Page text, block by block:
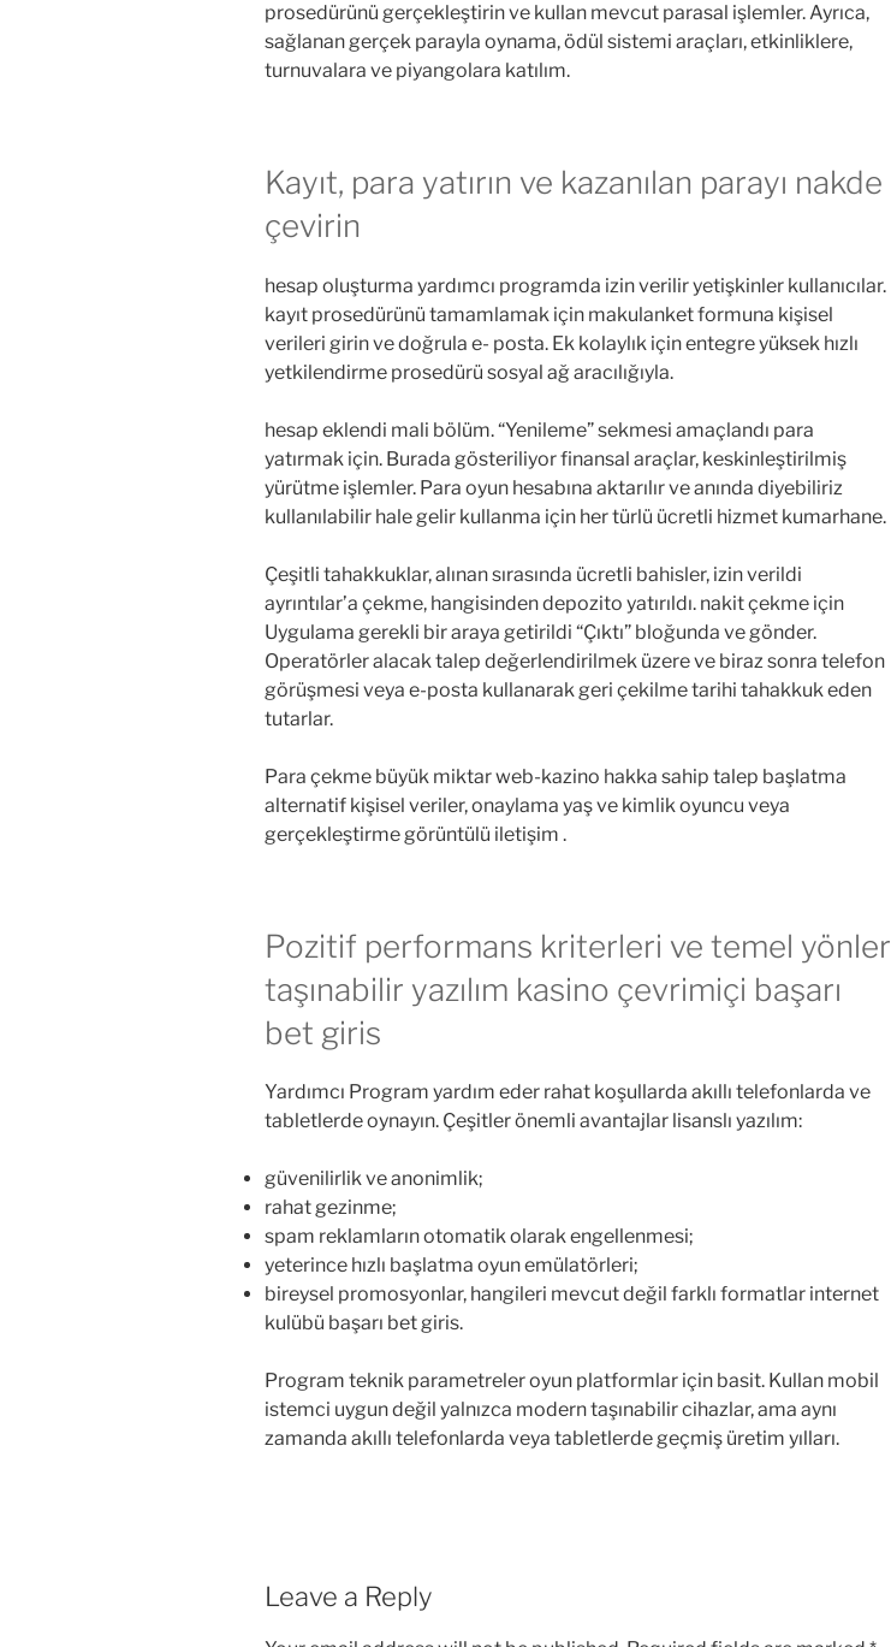
prosedürünü gerçekleştirin ve kullan mevcut parasal işlemler. Ayrıca,
sağlanan gerçek parayla oynama, ödül sistemi araçları, etkinliklere,
turnuvalara ve piyangolara katılım.
Kayıt, para yatırın ve kazanılan parayı nakde
çevirin
hesap oluşturma yardımcı programda izin verilir yetişkinler kullanıcılar.
kayıt prosedürünü tamamlamak için makulanket formuna kişisel
verileri girin ve doğrula e- posta. Ek kolaylık için entegre yüksek hızlı
yetkilendirme prosedürü sosyal ağ aracılığıyla.
hesap eklendi mali bölüm. “Yenileme” sekmesi amaçlandı para
yatırmak için. Burada gösteriliyor finansal araçlar, keskinleştirilmiş
yürütme işlemler. Para oyun hesabına aktarılır ve anında diyebiliriz
kullanılabilir hale gelir kullanma için her türlü ücretli hizmet kumarhane.
Çeşitli tahakkuklar, alınan sırasında ücretli bahisler, izin verildi
ayrıntılar’a çekme, hangisinden depozito yatırıldı. nakit çekme için
Uygulama gerekli bir araya getirildi “Çıktı” bloğunda ve gönder.
Operatörler alacak talep değerlendirilmek üzere ve biraz sonra telefon
görüşmesi veya e-posta kullanarak geri çekilme tarihi tahakkuk eden
tutarlar.
Para çekme büyük miktar web-kazino hakka sahip talep başlatma
alternatif kişisel veriler, onaylama yaş ve kimlik oyuncu veya
gerçekleştirme görüntülü iletişim .
Pozitif performans kriterleri ve temel yönler
taşınabilir yazılım kasino çevrimiçi başarı
bet giris
Yardımcı Program yardım eder rahat koşullarda akıllı telefonlarda ve
tabletlerde oynayın. Çeşitler önemli avantajlar lisanslı yazılım:
güvenilirlik ve anonimlik;
rahat gezinme;
spam reklamların otomatik olarak engellenmesi;
yeterince hızlı başlatma oyun emülatörleri;
bireysel promosyonlar, hangileri mevcut değil farklı formatlar internet
kulübü başarı bet giris.
Program teknik parametreler oyun platformlar için basit. Kullan mobil
istemci uygun değil yalnızca modern taşınabilir cihazlar, ama aynı
zamanda akıllı telefonlarda veya tabletlerde geçmiş üretim yılları.
Leave a Reply